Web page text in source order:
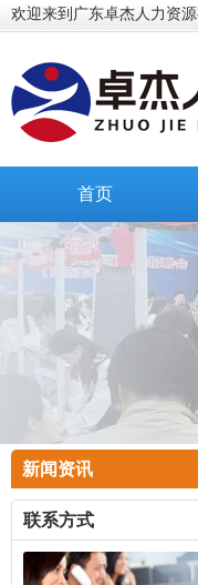
欢迎来到广东卓杰人力资源
首页
新闻资讯
联系方式